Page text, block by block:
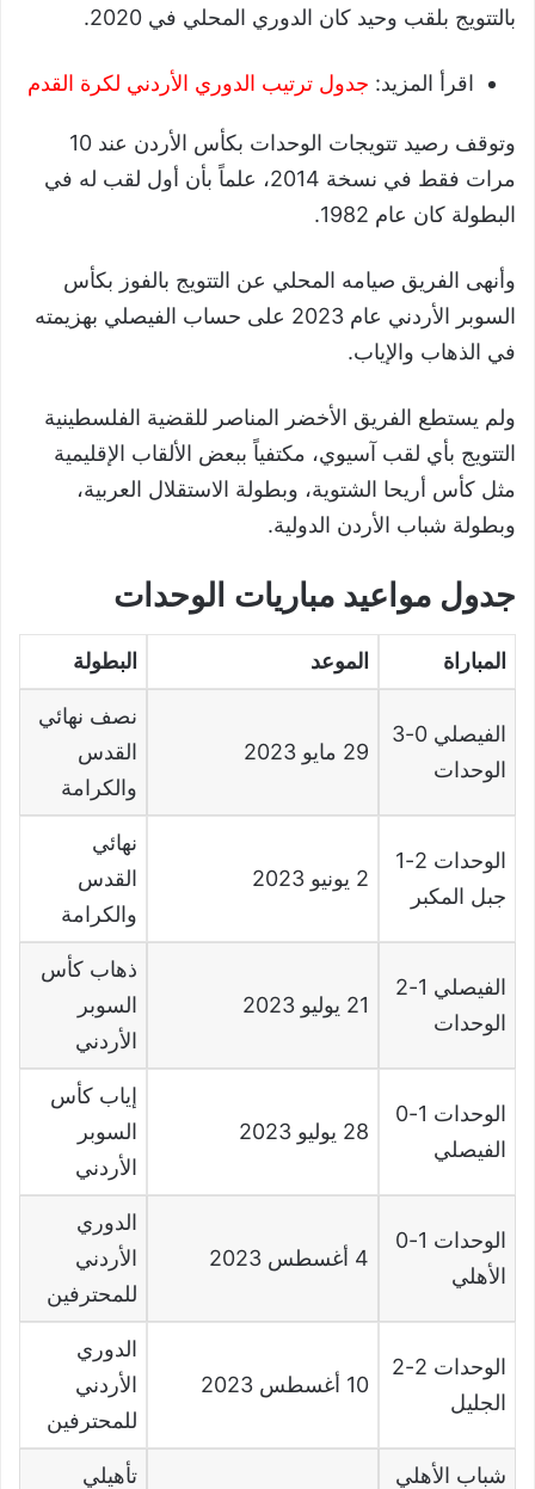
بالتتويج بلقب وحيد كان الدوري المحلي في 2020.
اقرأ المزيد: جدول ترتيب الدوري الأردني لكرة القدم
وتوقف رصيد تتويجات الوحدات بكأس الأردن عند 10
مرات فقط في نسخة 2014، علماً بأن أول لقب له في
البطولة كان عام 1982.
وأنهى الفريق صيامه المحلي عن التتويج بالفوز بكأس
السوبر الأردني عام 2023 على حساب الفيصلي بهزيمته
في الذهاب والإياب.
ولم يستطع الفريق الأخضر المناصر للقضية الفلسطينية
التتويج بأي لقب آسيوي، مكتفياً ببعض الألقاب الإقليمية
مثل كأس أريحا الشتوية، وبطولة الاستقلال العربية،
وبطولة شباب الأردن الدولية.
جدول مواعيد مباريات الوحدات
المباراة الموعد البطولة
الفيصلي0-3
الوحدات
29 مايو 2023
نصف نهائي
القدس
والكرامة
الوحدات
جبل المكبر
2 يونيو 2023
نهائي
القدس
والكرامة
الفيصلي
الوحدات
21 يوليو 2023
ذهاب كأس
السوبر
الأردني
الوحدات
الفيصلي
28 يوليو 2023
إياب كأس
السوبر
الأردني
الوحدات
الأهلي
4 أغسطس 2023
الدوري
الأردني
للمحترفين
الوحدات
الجليل
10 أغسطس 2023
الدوري
الأردني
للمحترفين
شباب الأهلي تأهيلي